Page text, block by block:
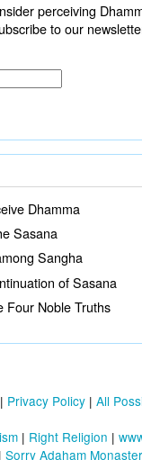
perceiving
to our
Dhamma
Sasana
Sangha
of Sasana
Four Noble Truths
| Privacy Policy | All
| Right Religion |
| Sorry Adaham